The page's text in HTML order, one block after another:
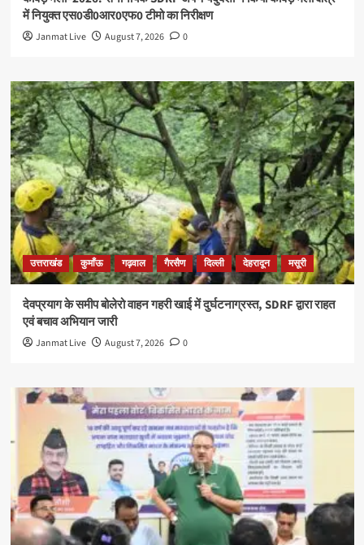
में नियुक्त एस0डी0आर0एफ0 टीमो का निरीक्षण
Janmat Live August 7, 2026 0
उत्तराखंड कुमाँऊ गढ़वाल गैरसैण दिल्ली देहरादून मसूरी
देवप्रयाग के समीप बोलेरो वाहन गहरी खाई में दुर्घटनाग्रस्त, SDRF द्वारा राहत
एवं बचाव अभियान जारी
Janmat Live August 7, 2026 0